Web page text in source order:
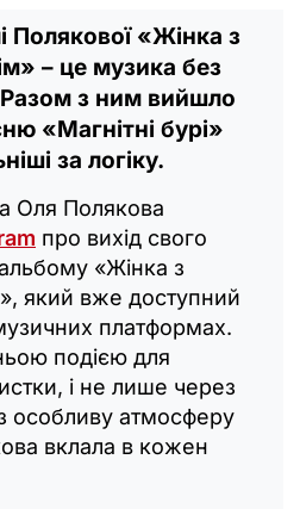
Полякової «Жінка з
– це музика без
Разом з ним вийшло
«Магнітні бурі»
за логіку.
Оля Полякова
про вихід свого
«Жінка з
який вже доступний
платформах.
подією для
і не лише через
особливу атмосферу
вклала в кожен